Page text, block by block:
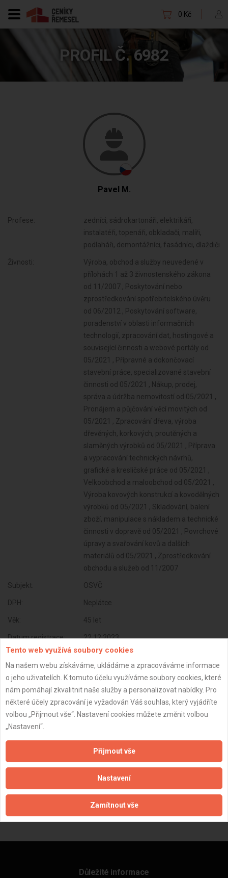
0 Kč
PROFIL Č. 6982
Pavel M.
Profese:
zedníci, sádrokartonáři, elektrikáři,
instalatéři, topenáři, obkladači, malíři,
podlaháři, demontážníci, fasádníci, dlaždiči
Živnosti:
Výroba, obchod a služby neuvedené v
přílohách 1 až 3 živnostenského zákona
od 11/2007 , Poskytování nebo
zprostředkování spotřebitelského úvěru
od 06/2012 , Poskytování software,
poradenství v oblasti informačních
technologií, zpracování dat, hostingové a
související činnosti a webové portály od
05/2021 , Přípravné a dokončovací
stavební práce, specializované stavební
činnosti od 05/2021 , Nákup, prodej,
správa a údržba nemovitostí od 05/2021 ,
Pronájem a půjčování věcí movitých od
05/2021 , Zpracování dřeva, výroba
dřevěných, korkových, proutěných a
slaměných výrobků od 05/2021 , Příprava
a vypracování technických návrhů,
grafické a kresličské práce od 05/2021 ,
Velkoobchod a maloobchod od 05/2021 ,
Výroba kovových konstrukcí a kovodělných
výrobků od 05/2021 , Skladování, balení
zboží, manipulace s nákladem a technické
činnosti v dopravě od 05/2021 , Povrchové
úpravy a svařování kovů a dalších
materiálů od 05/2021 , Zprostředkování
obchodu a služeb od 11/2007
Subjekt: OSVČ
DPH: Neplátce
Věk: 45 let
Datum registrace: 22.12.2023
Dostupnost:
Důležité informace
Tento web využívá soubory cookies
Na našem webu získáváme, ukládáme a zpracováváme informace
o jeho uživatelích. K tomuto účelu využíváme soubory cookies, které
nám pomáhají zkvalitnit naše služby a personalizovat nabídky. Pro
některé účely zpracování je vyžadován Váš souhlas, který vyjádříte
volbou „Přijmout vše“. Nastavení cookies můžete změnit volbou
„Nastavení“.
Přijmout vše
Nastavení
Zamítnout vše